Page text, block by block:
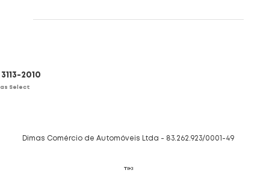
Select
2010
Dimas Comércio de Automóveis Ltda - 83.262.923/0001-49